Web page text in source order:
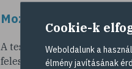
Mozgás és szauna
A testmozgástól jobban ver
felesleges salakanyagok
Cookie-k
Weboldalunk a
élmény javításának